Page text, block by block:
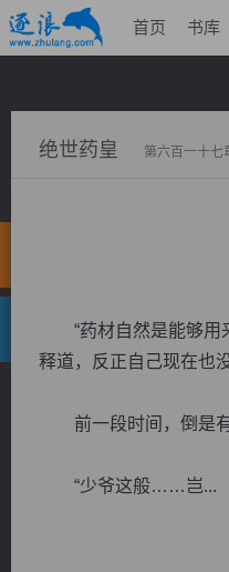
首页 书库
绝世药皇 第六百一十七
“药材自然是能够用来
释道，反正自己现在也
前一段时间，倒是有
“少爷这般……岂...